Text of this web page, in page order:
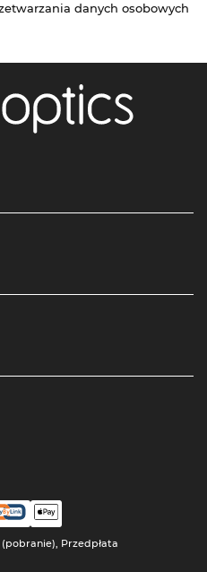
danych osobowych
Przedpłata